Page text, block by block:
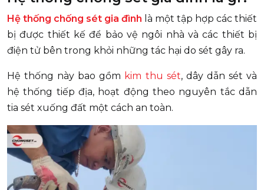
Hệ thống chống sét gia đình là một tập hợp các thiết
bị được thiết kế để bảo vệ ngôi nhà và các thiết bị
điện tử bên trong khỏi những tác hại do sét gây ra.
Hệ thống này bao gồm kim thu sét, dây dẫn sét và
hệ thống tiếp địa, hoạt động theo nguyên tắc dẫn
tia sét xuống đất một cách an toàn.